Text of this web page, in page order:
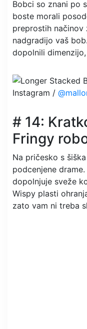
Bobci so znani po
boste morali
preprostih
nadgradijo vaš
dopolnili
Instagram /
# 14:
Fringy
Na pričesko s
podcenjene
dopolnjuje sveže
Wispy plasti
zato vam ni treba